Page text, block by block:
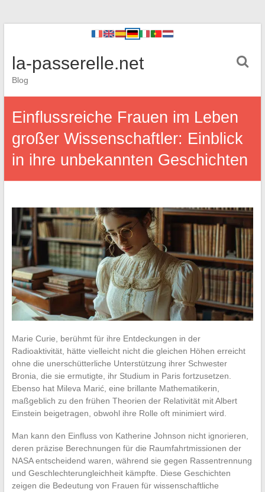
la-passerelle.net
Blog
Einflussreiche Frauen im Leben
großer Wissenschaftler: Einblick
in ihre unbekannten Geschichten
Marie Curie, berühmt für ihre Entdeckungen in der
Radioaktivität, hätte vielleicht nicht die gleichen Höhen erreicht
ohne die unerschütterliche Unterstützung ihrer Schwester
Bronia, die sie ermutigte, ihr Studium in Paris fortzusetzen.
Ebenso hat Mileva Marić, eine brillante Mathematikerin,
maßgeblich zu den frühen Theorien der Relativität mit Albert
Einstein beigetragen, obwohl ihre Rolle oft minimiert wird.
Man kann den Einfluss von Katherine Johnson nicht ignorieren,
deren präzise Berechnungen für die Raumfahrtmissionen der
NASA entscheidend waren, während sie gegen Rassentrennung
und Geschlechterungleichheit kämpfte. Diese Geschichten
zeigen die Bedeutung von Frauen für wissenschaftliche